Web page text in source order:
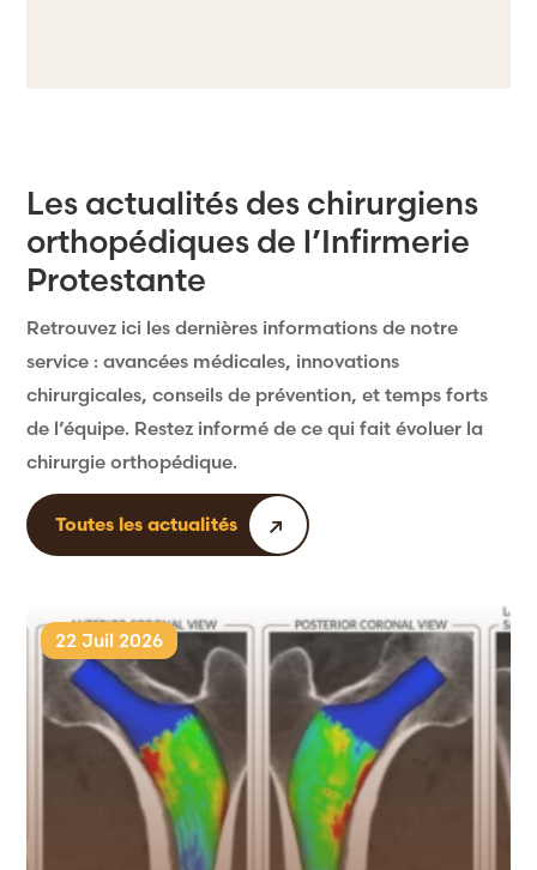
Les actualités des chirurgiens
orthopédiques de l’Infirmerie
Protestante
Retrouvez ici les dernières informations de notre
service : avancées médicales, innovations
chirurgicales, conseils de prévention, et temps forts
de l’équipe. Restez informé de ce qui fait évoluer la
chirurgie orthopédique.
Toutes les actualités
22 Juil 2026